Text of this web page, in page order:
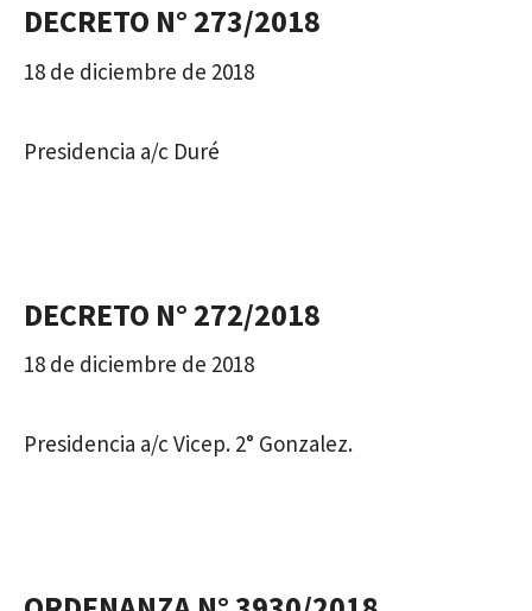
DECRETO N° 273/2018
18 de diciembre de 2018
Presidencia a/c Duré
DECRETO N° 272/2018
18 de diciembre de 2018
Presidencia a/c Vicep. 2° Gonzalez.